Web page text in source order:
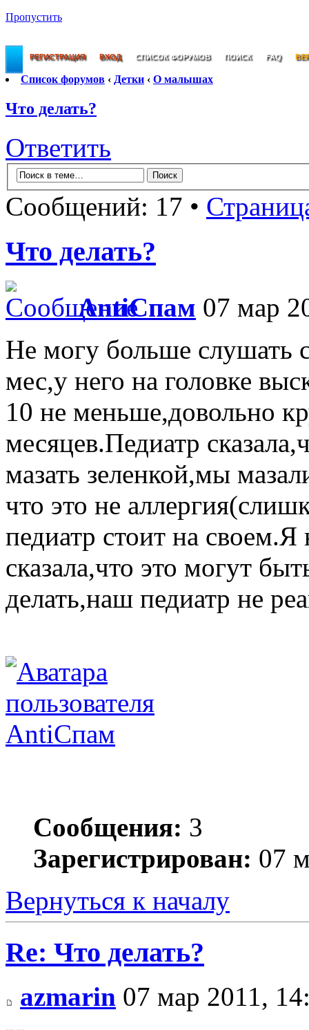
Пропустить
РЕГИСТРАЦИЯ ВХОД СПИСОК ФОРУМОВ ПОИСК FAQ
Список форумов ‹ Детки ‹ О малышах
Что делать?
Ответить
Сообщений: 17 •
Что делать?
AntiСпам 07 мар
Не могу больше слушать
мес,у него на головке
10 не меньше,довольно
месяцев.Педиатр
мазать зеленкой,мы
что это не
педиатр стоит на
сказала,что это могут
делать,наш педиатр не
AntiСпам
Сообщения: 3
Зарегистрирован: 07
Вернуться к началу
Re: Что делать?
azmarin 07 мар 2011,